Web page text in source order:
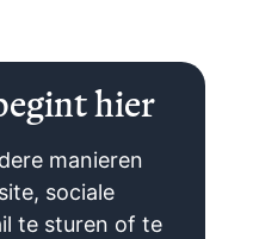
hier
manieren
sociale
te sturen of te